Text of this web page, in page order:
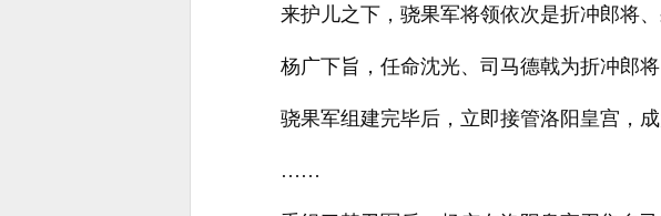
来护儿之下，骁果军将领依次是折冲郎将、
杨广下旨，任命沈光、司马德戟为折冲郎
骁果军组建完毕后，立即接管洛阳皇宫，
……